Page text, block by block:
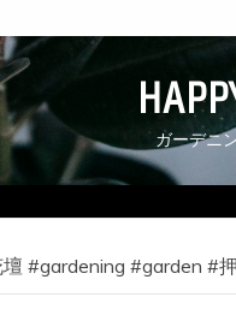
ガーデニ
#gardening #garden #